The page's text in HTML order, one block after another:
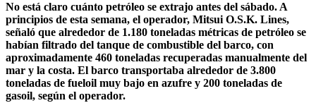
No está claro cuánto petróleo se extrajo antes del sábado. A
principios de esta semana, el operador, Mitsui O.S.K. Lines,
señaló que alrededor de 1.180 toneladas métricas de petróleo se
habían filtrado del tanque de combustible del barco, con
aproximadamente 460 toneladas recuperadas manualmente del
mar y la costa. El barco transportaba alrededor de 3.800
toneladas de fueloil muy bajo en azufre y 200 toneladas de
gasoil, según el operador.